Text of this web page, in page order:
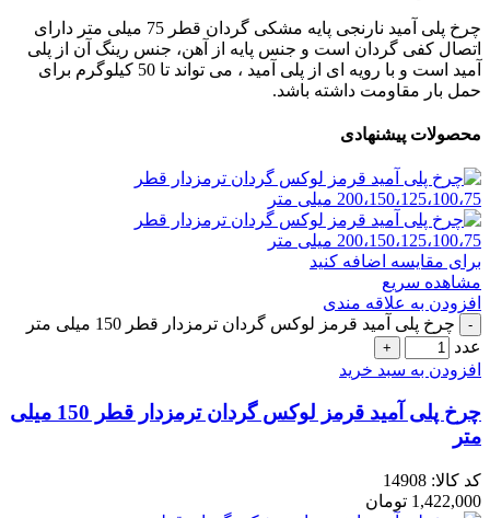
چرخ پلی آمید نارنجی پایه مشکی گردان قطر 75 میلی متر دارای
اتصال کفی گردان است و جنس پایه از آهن، جنس رینگ آن از پلی
آمید است و با رویه ای از پلی آمید ، می تواند تا 50 کیلوگرم برای
حمل بار مقاومت داشته باشد.
محصولات پیشنهادی
برای مقایسه اضافه کنید
مشاهده سریع
افزودن به علاقه مندی
چرخ پلی آمید قرمز لوکس گردان ترمزدار قطر 150 میلی متر
عدد
افزودن به سبد خرید
چرخ پلی آمید قرمز لوکس گردان ترمزدار قطر 150 میلی
متر
کد کالا: 14908
1,422,000 تومان